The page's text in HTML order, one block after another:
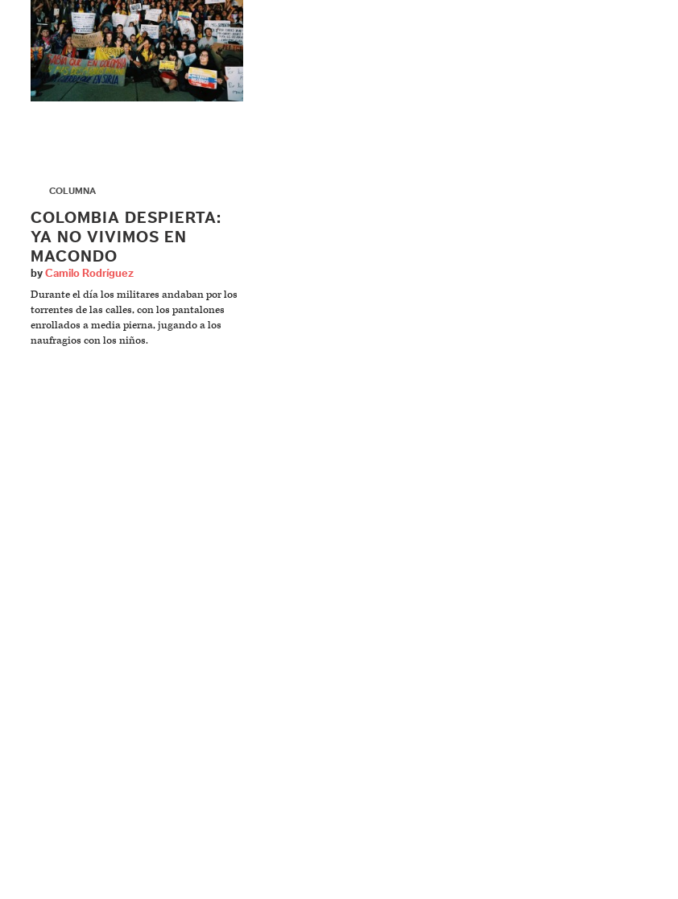
COLUMNA
COLOMBIA DESPIERTA:
YA NO VIVIMOS EN
MACONDO
by Camilo Rodríguez
Durante el día los militares andaban por los
torrentes de las calles, con los pantalones
enrollados a media pierna, jugando a los
naufragios con los niños.